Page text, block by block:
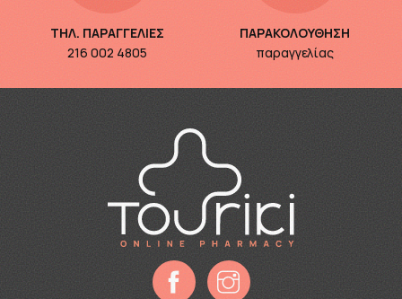
ΤΗΛ. ΠΑΡΑΓΓΕΛΙΕΣ
216 002 4805
ΠΑΡΑΚΟΛΟΥΘΗΣΗ
παραγγελίας